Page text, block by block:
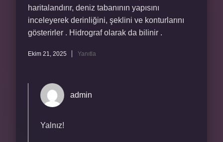
haritalandırır, deniz tabanının yapısını
inceleyerek derinliğini, şeklini ve konturlarını
gösterirler . Hidrograf olarak da bilinir .
Ekim 21, 2025 Yanıtla
admin
Yalnız!